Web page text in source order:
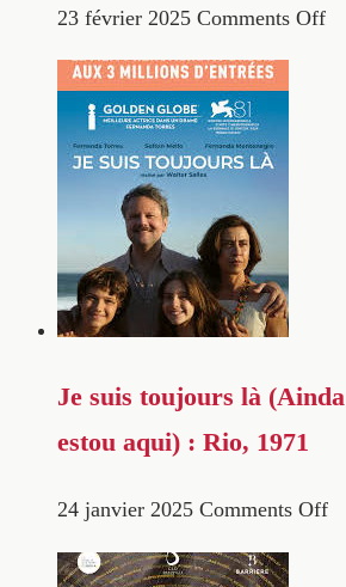
23 février 2025 Comments Off
Je suis toujours là (Ainda
estou aqui) : Rio, 1971
24 janvier 2025 Comments Off